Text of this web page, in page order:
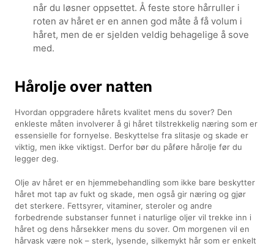
når du løsner oppsettet. Å feste store hårruller i
roten av håret er en annen god måte å få volum i
håret, men de er sjelden veldig behagelige å sove
med.
Hårolje over natten
Hvordan oppgradere hårets kvalitet mens du sover? Den
enkleste måten involverer å gi håret tilstrekkelig næring som er
essensielle for fornyelse. Beskyttelse fra slitasje og skade er
viktig, men ikke viktigst. Derfor bør du påføre hårolje før du
legger deg.
Olje av håret er en hjemmebehandling som ikke bare beskytter
håret mot tap av fukt og skade, men også gir næring og gjør
det sterkere. Fettsyrer, vitaminer, steroler og andre
forbedrende substanser funnet i naturlige oljer vil trekke inn i
håret og dens hårsekker mens du sover. Om morgenen vil en
hårvask være nok – sterk, lysende, silkemykt hår som er enkelt